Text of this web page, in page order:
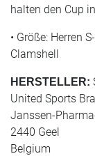
halten den Cup
• Größe: Herren
Clamshell
HERSTELLER:
United Sports
Janssen-
2440 Geel
Belgium